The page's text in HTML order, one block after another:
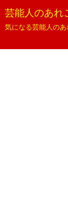
芸能人のあれ
気になる芸能人の